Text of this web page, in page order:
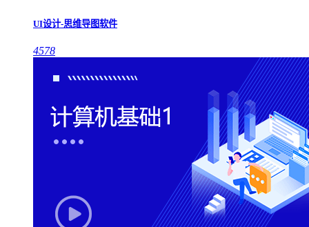
UI设计-思维导图软件
4578